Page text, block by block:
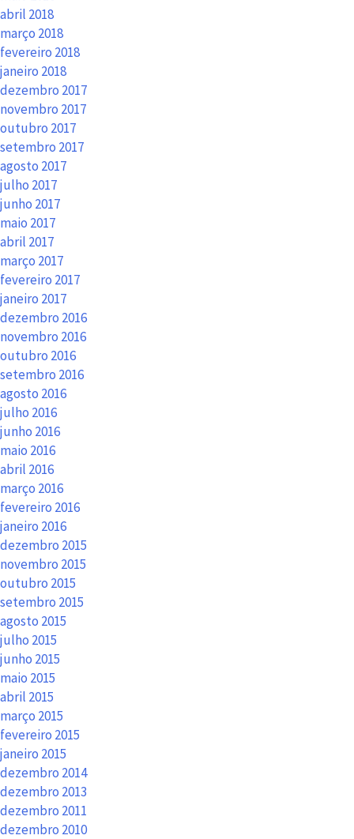
abril 2018
março 2018
fevereiro 2018
janeiro 2018
dezembro 2017
novembro 2017
outubro 2017
setembro 2017
agosto 2017
julho 2017
junho 2017
maio 2017
abril 2017
março 2017
fevereiro 2017
janeiro 2017
dezembro 2016
novembro 2016
outubro 2016
setembro 2016
agosto 2016
julho 2016
junho 2016
maio 2016
abril 2016
março 2016
fevereiro 2016
janeiro 2016
dezembro 2015
novembro 2015
outubro 2015
setembro 2015
agosto 2015
julho 2015
junho 2015
maio 2015
abril 2015
março 2015
fevereiro 2015
janeiro 2015
dezembro 2014
dezembro 2013
dezembro 2011
dezembro 2010